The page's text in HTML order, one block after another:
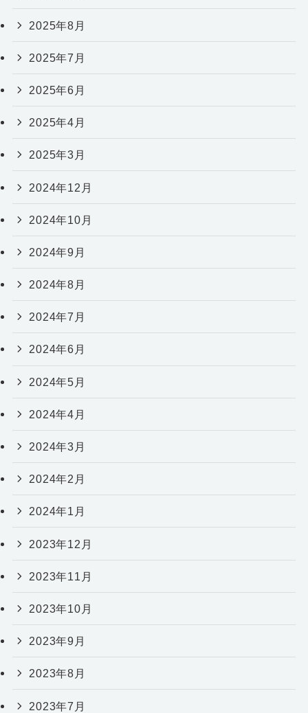
2025年8月
2025年7月
2025年6月
2025年4月
2025年3月
2024年12月
2024年10月
2024年9月
2024年8月
2024年7月
2024年6月
2024年5月
2024年4月
2024年3月
2024年2月
2024年1月
2023年12月
2023年11月
2023年10月
2023年9月
2023年8月
2023年7月